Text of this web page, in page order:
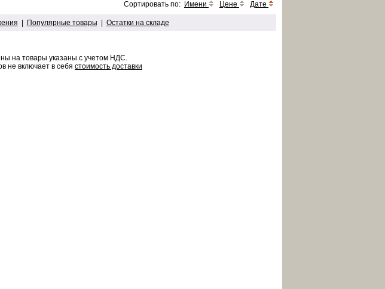
Сортировать по: Имени Цене Дате
Популярные товары Остатки на складе
на товары указаны с учетом НДС.
не включает в себя стоимость доставки